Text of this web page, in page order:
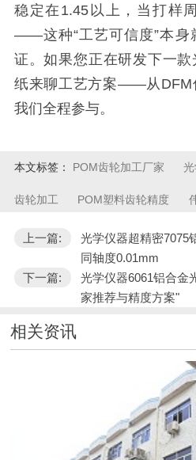
稳定在1.45以上，当打样
——这种“工艺可信度”本身
证。如果您正在研发下一
纸来聊工艺方案——从DFM
我们全程参与。
本文标签： POM齿轮加工厂家
齿轮加工 POM塑料齿轮精度
上一篇:
光学仪器超精密7075
同轴度0.01mm
下一篇:
光学仪器6061铝合金
家推荐与精度方案"
相关资讯